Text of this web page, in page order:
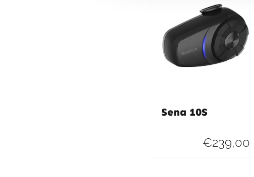
Sena 10S
€239,00